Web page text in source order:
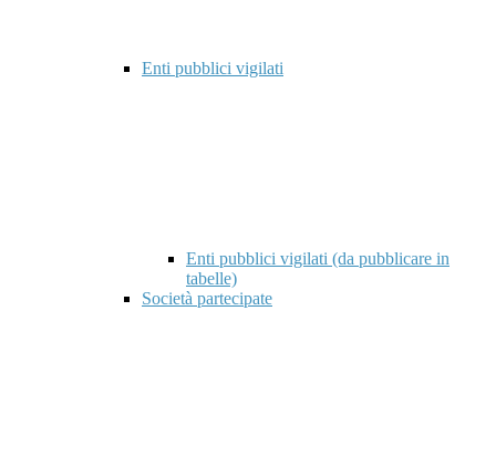
Enti pubblici vigilati
Enti pubblici vigilati (da pubblicare in
tabelle)
Società partecipate